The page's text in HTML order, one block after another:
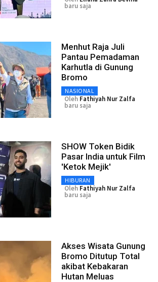
baru saja
Menhut Raja Juli
Pantau Pemadaman
Karhutla di Gunung
Bromo
NASIONAL
Oleh Fathiyah Nur Zalfa
baru saja
SHOW Token Bidik
Pasar India untuk Film
'Ketok Mejik'
HIBURAN
Oleh Fathiyah Nur Zalfa
baru saja
Akses Wisata Gunung
Bromo Ditutup Total
akibat Kebakaran
Hutan Meluas